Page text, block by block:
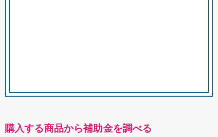
購入する商品から補助金を調べる